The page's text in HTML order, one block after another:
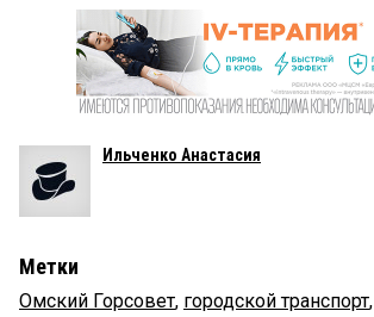
Ильченко Анастасия
Метки
Омский Горсовет, городской транспорт,